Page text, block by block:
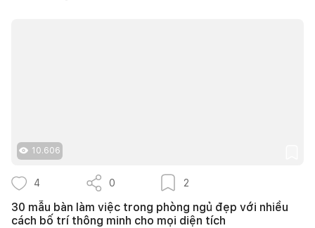
10.606
4 0 2
30 mẫu bàn làm việc trong phòng ngủ đẹp với nhiều
cách bố trí thông minh cho mọi diện tích